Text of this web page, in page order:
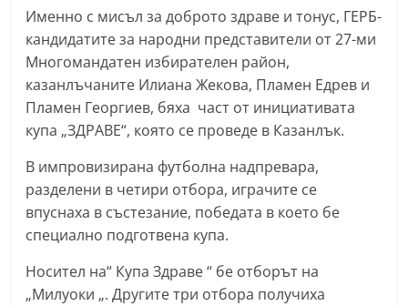
a
n
l
a
k
-
b
g
i
n
f
Именно с мисъл за доброто здраве и тонус, ГЕРБ-
кандидатите за народни представители от 27-ми
Многомандатен избирателен район,
казанлъчаните Илиана Жекова, Пламен Едрев и
Пламен Георгиев, бяха част от инициативата
купа „ЗДРАВЕ“, която се проведе в Казанлък.
В импровизирана футболна надпревара,
разделени в четири отбора, играчите се
впуснаха в състезание, победата в което бе
специално подготвена купа.
Носител на“ Купа Здраве “ бе отборът на
„Милуоки „. Другите три отбора получиха